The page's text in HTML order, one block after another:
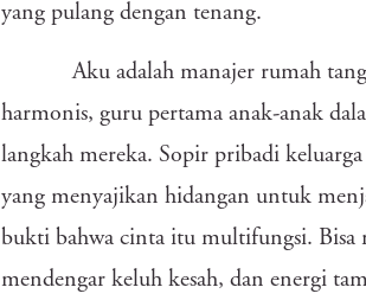
yang pulang dengan tenang.
Aku adalah manajer rumah
harmonis, guru pertama anak-anak
langkah mereka. Sopir pribadi
yang menyajikan hidangan untuk
bukti bahwa cinta itu multifungsi. Bisa
mendengar keluh kesah, dan energi